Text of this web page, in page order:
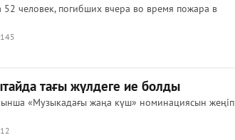
человек, погибших вчера во время пожара в
тағы жүлдеге ие болды
«Музыкадағы жаңа күш» номинациясын жеңіп